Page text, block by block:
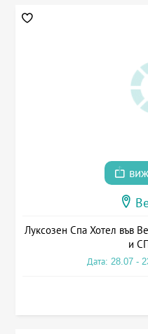
Луксозен Спа Хотел във
и
Дата: 28.07 -